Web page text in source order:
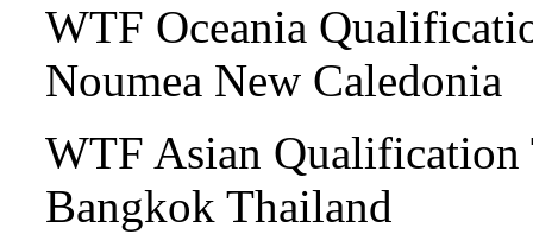
WTF Oceania
Noumea New Caledonia
WTF Asian
Bangkok Thailand